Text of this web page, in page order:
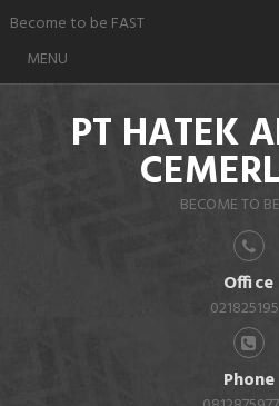
Become to be FAST
MENU
PT HATEK
BECOME TO
Office
Phone